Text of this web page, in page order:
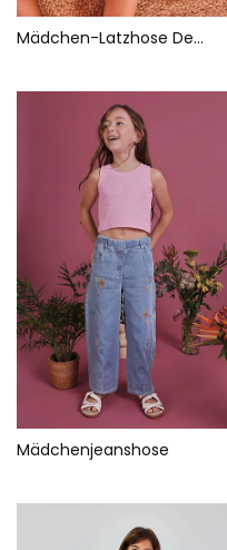
Mädchen-Latzhose Denim
Mädchenjeanshose